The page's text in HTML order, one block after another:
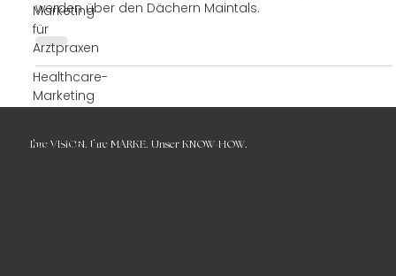
Marketing
für
Arztpraxen
Healthcare-
Marketing
Optimierung
Dächern Maintals
Empowerment-Workshop für Frauen aus der
Gesundheitsbranche: Netzwerken, lernen und sichtbar
werden über den Dächern Maintals.